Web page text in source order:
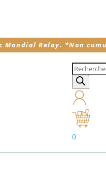
Mondial Relay. *Non
de
produits
0